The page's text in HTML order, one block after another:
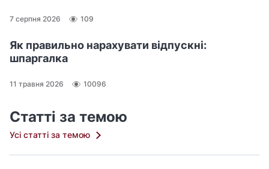
7 серпня 2026 109
Як правильно нарахувати відпускні:
шпаргалка
11 травня 2026 10096
Статті за темою
Усі статті за темою